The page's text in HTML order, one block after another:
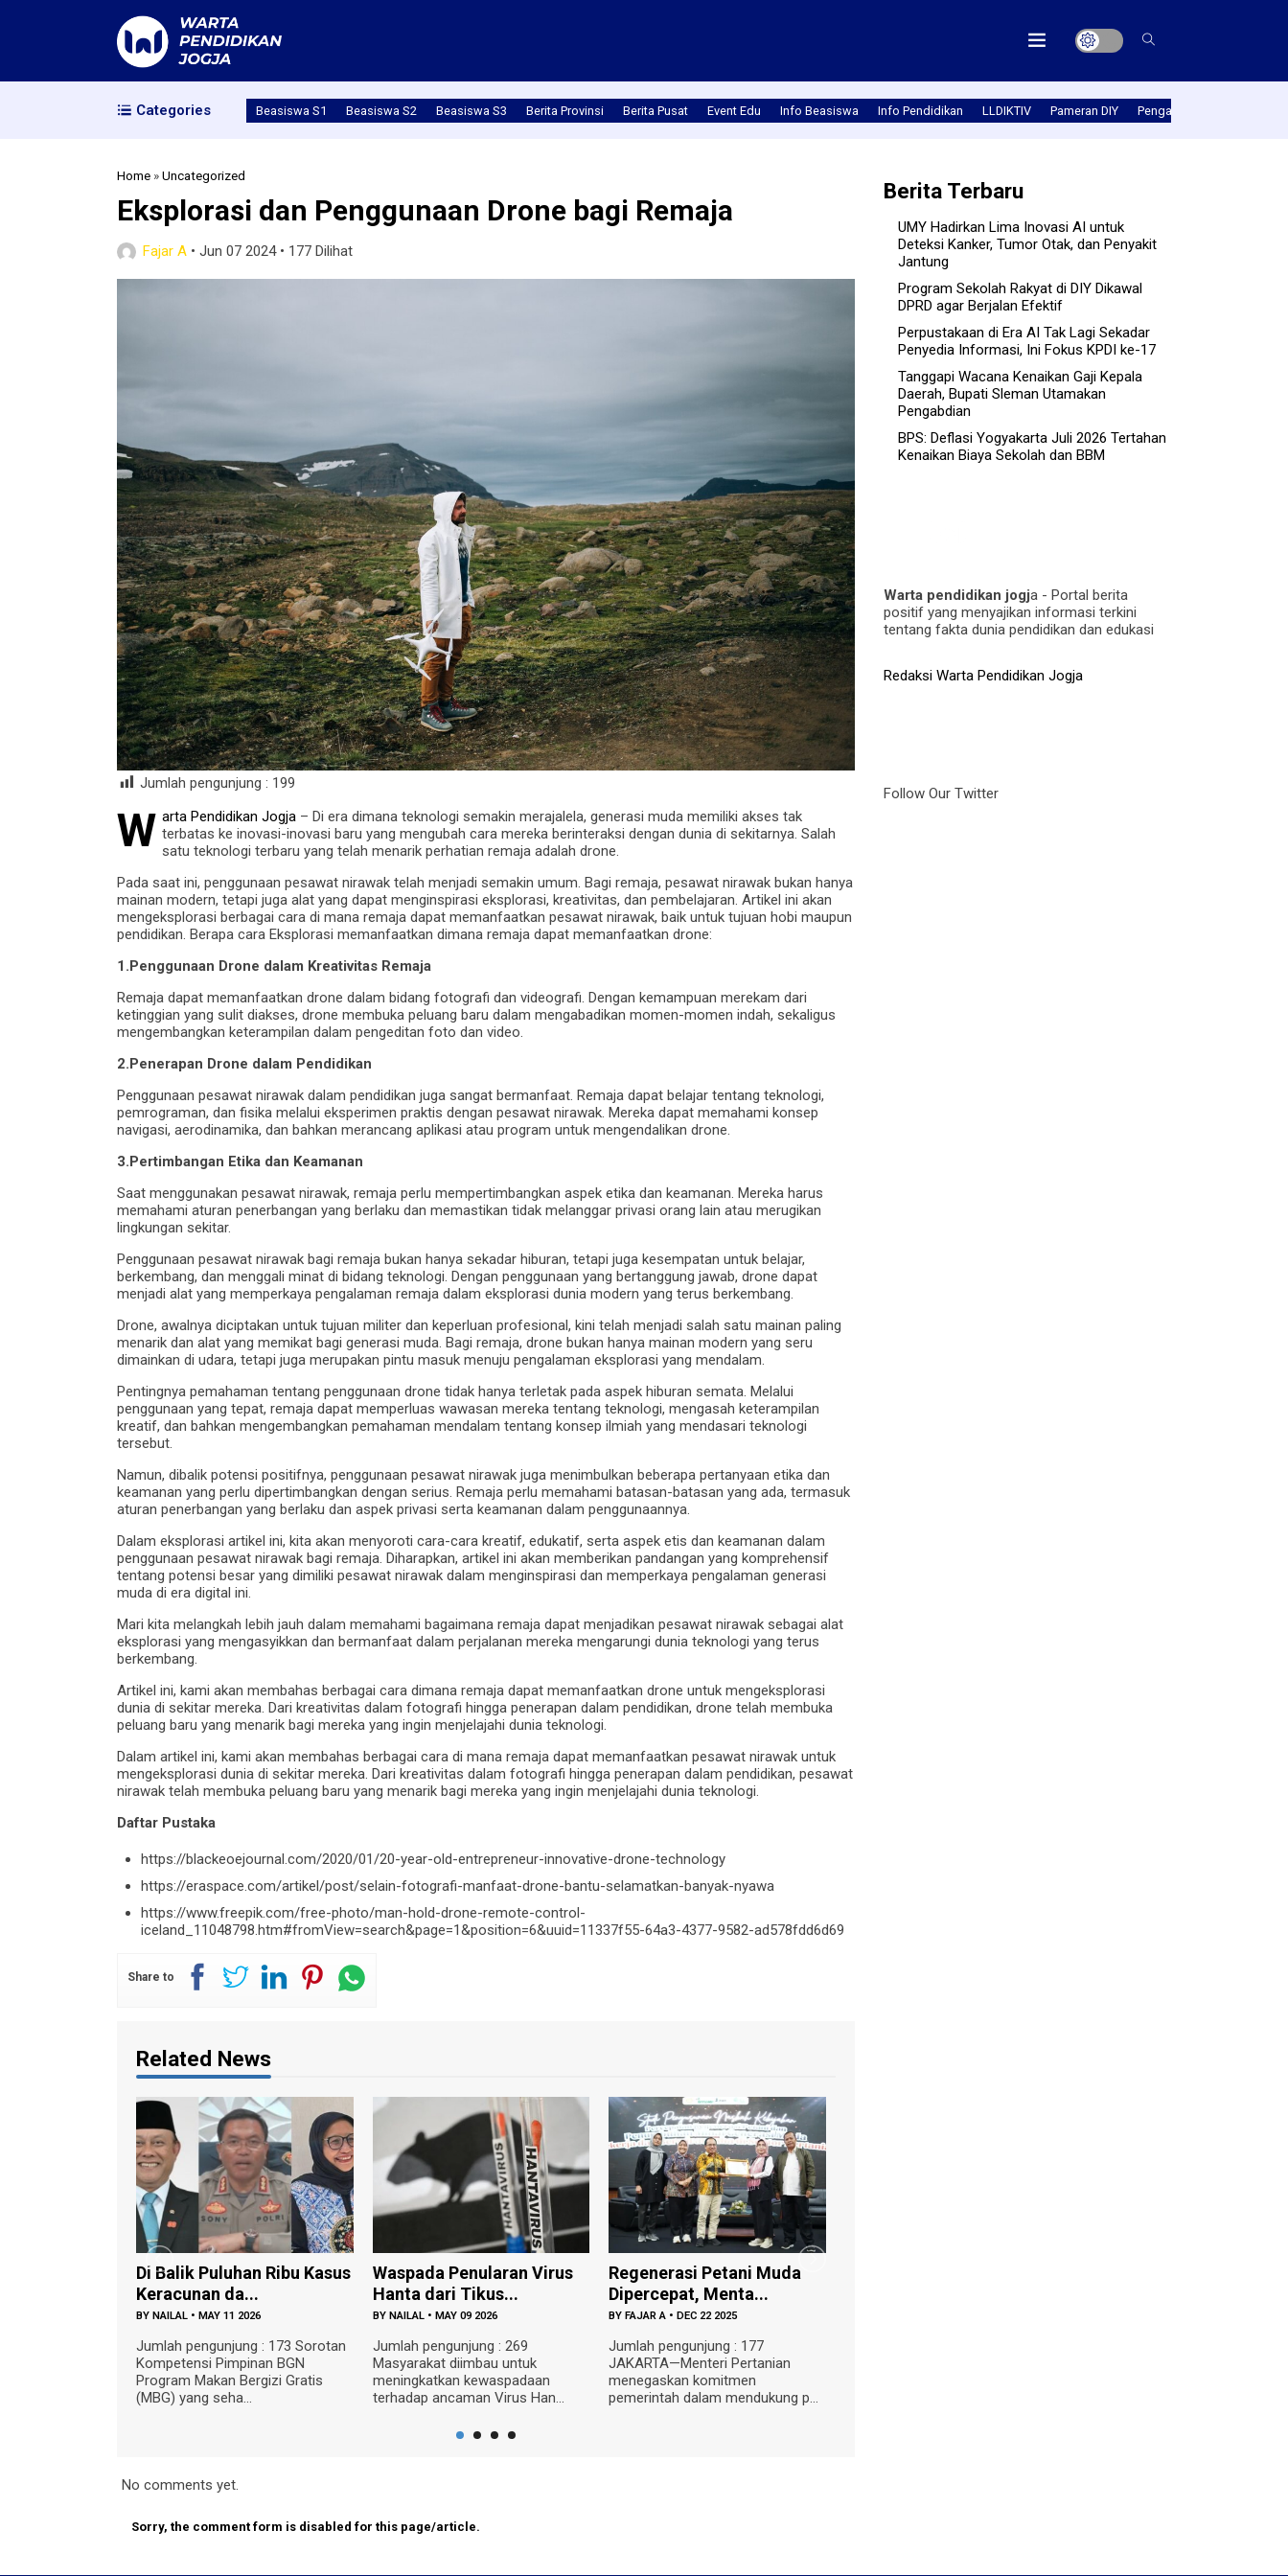
Categories Beasiswa S1 Beasiswa S2 Beasiswa S3 Berita Provinsi Berita Pusat Event Edu Info Beasiswa Info Pendidikan LLDIKTIV Pameran DIY Pengabmas
Home »Uncategorized
Eksplorasi dan Penggunaan Drone bagi Remaja
Fajar A • Jun 07 2024• 177 Dilihat
Jumlah pengunjung : 199
W arta Pendidikan Jogja – Di era dimana teknologi semakin merajalela, generasi muda memiliki akses tak
terbatas ke inovasi-inovasi baru yang mengubah cara mereka berinteraksi dengan dunia di sekitarnya. Salah
satu teknologi terbaru yang telah menarik perhatian remaja adalah drone.
Pada saat ini, penggunaan pesawat nirawak telah menjadi semakin umum. Bagi remaja, pesawat nirawak bukan hanya
mainan modern, tetapi juga alat yang dapat menginspirasi eksplorasi, kreativitas, dan pembelajaran. Artikel ini akan
mengeksplorasi berbagai cara di mana remaja dapat memanfaatkan pesawat nirawak, baik untuk tujuan hobi maupun
pendidikan. Berapa cara Eksplorasi memanfaatkan dimana remaja dapat memanfaatkan drone:
1.Penggunaan Drone dalam Kreativitas Remaja
Remaja dapat memanfaatkan drone dalam bidang fotografi dan videografi. Dengan kemampuan merekam dari
ketinggian yang sulit diakses, drone membuka peluang baru dalam mengabadikan momen-momen indah, sekaligus
mengembangkan keterampilan dalam pengeditan foto dan video.
2.Penerapan Drone dalam Pendidikan
Penggunaan pesawat nirawak dalam pendidikan juga sangat bermanfaat. Remaja dapat belajar tentang teknologi,
pemrograman, dan fisika melalui eksperimen praktis dengan pesawat nirawak. Mereka dapat memahami konsep
navigasi, aerodinamika, dan bahkan merancang aplikasi atau program untuk mengendalikan drone.
3.Pertimbangan Etika dan Keamanan
Saat menggunakan pesawat nirawak, remaja perlu mempertimbangkan aspek etika dan keamanan. Mereka harus
memahami aturan penerbangan yang berlaku dan memastikan tidak melanggar privasi orang lain atau merugikan
lingkungan sekitar.
Penggunaan pesawat nirawak bagi remaja bukan hanya sekadar hiburan, tetapi juga kesempatan untuk belajar,
berkembang, dan menggali minat di bidang teknologi. Dengan penggunaan yang bertanggung jawab, drone dapat
menjadi alat yang memperkaya pengalaman remaja dalam eksplorasi dunia modern yang terus berkembang.
Drone, awalnya diciptakan untuk tujuan militer dan keperluan profesional, kini telah menjadi salah satu mainan paling
menarik dan alat yang memikat bagi generasi muda. Bagi remaja, drone bukan hanya mainan modern yang seru
dimainkan di udara, tetapi juga merupakan pintu masuk menuju pengalaman eksplorasi yang mendalam.
Pentingnya pemahaman tentang penggunaan drone tidak hanya terletak pada aspek hiburan semata. Melalui
penggunaan yang tepat, remaja dapat memperluas wawasan mereka tentang teknologi, mengasah keterampilan
kreatif, dan bahkan mengembangkan pemahaman mendalam tentang konsep ilmiah yang mendasari teknologi
tersebut.
Namun, dibalik potensi positifnya, penggunaan pesawat nirawak juga menimbulkan beberapa pertanyaan etika dan
keamanan yang perlu dipertimbangkan dengan serius. Remaja perlu memahami batasan-batasan yang ada, termasuk
aturan penerbangan yang berlaku dan aspek privasi serta keamanan dalam penggunaannya.
Dalam eksplorasi artikel ini, kita akan menyoroti cara-cara kreatif, edukatif, serta aspek etis dan keamanan dalam
penggunaan pesawat nirawak bagi remaja. Diharapkan, artikel ini akan memberikan pandangan yang komprehensif
tentang potensi besar yang dimiliki pesawat nirawak dalam menginspirasi dan memperkaya pengalaman generasi
muda di era digital ini.
Mari kita melangkah lebih jauh dalam memahami bagaimana remaja dapat menjadikan pesawat nirawak sebagai alat
eksplorasi yang mengasyikkan dan bermanfaat dalam perjalanan mereka mengarungi dunia teknologi yang terus
berkembang.
Artikel ini, kami akan membahas berbagai cara dimana remaja dapat memanfaatkan drone untuk mengeksplorasi
dunia di sekitar mereka. Dari kreativitas dalam fotografi hingga penerapan dalam pendidikan, drone telah membuka
peluang baru yang menarik bagi mereka yang ingin menjelajahi dunia teknologi.
Dalam artikel ini, kami akan membahas berbagai cara di mana remaja dapat memanfaatkan pesawat nirawak untuk
mengeksplorasi dunia di sekitar mereka. Dari kreativitas dalam fotografi hingga penerapan dalam pendidikan, pesawat
nirawak telah membuka peluang baru yang menarik bagi mereka yang ingin menjelajahi dunia teknologi.
Daftar Pustaka
https://blackeoejournal.com/2020/01/20-year-old-entrepreneur-innovative-drone-technology
https://eraspace.com/artikel/post/selain-fotografi-manfaat-drone-bantu-selamatkan-banyak-nyawa
https://www.freepik.com/free-photo/man-hold-drone-remote-control-
iceland_11048798.htm#fromView=search&page=1&position=6&uuid=11337f55-64a3-4377-9582-ad578fdd6d69
Share to
Related News
Di Balik Puluhan Ribu Kasus
Keracunan da...
BY NAILAL • MAY 11 2026
Jumlah pengunjung : 173 Sorotan
Kompetensi Pimpinan BGN
Program Makan Bergizi Gratis
(MBG) yang seha...
Waspada Penularan Virus
Hanta dari Tikus...
BY NAILAL • MAY 09 2026
Jumlah pengunjung : 269
Masyarakat diimbau untuk
meningkatkan kewaspadaan
terhadap ancaman Virus Han...
Regenerasi Petani Muda
Dipercepat, Menta...
BY FAJAR A • DEC 22 2025
Jumlah pengunjung : 177
JAKARTA—Menteri Pertanian
menegaskan komitmen
pemerintah dalam mendukung p...
No comments yet.
Sorry, the comment form is disabled for this page/article.
Berita Terbaru
UMY Hadirkan Lima Inovasi AI untuk
Deteksi Kanker, Tumor Otak, dan Penyakit
Jantung
Program Sekolah Rakyat di DIY Dikawal
DPRD agar Berjalan Efektif
Perpustakaan di Era AI Tak Lagi Sekadar
Penyedia Informasi, Ini Fokus KPDI ke-17
Tanggapi Wacana Kenaikan Gaji Kepala
Daerah, Bupati Sleman Utamakan
Pengabdian
BPS: Deflasi Yogyakarta Juli 2026 Tertahan
Kenaikan Biaya Sekolah dan BBM
Warta pendidikan jogja - Portal berita
positif yang menyajikan informasi terkini
tentang fakta dunia pendidikan dan edukasi
Redaksi Warta Pendidikan Jogja
Follow Our Twitter